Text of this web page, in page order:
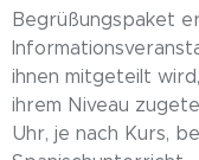
Begrüßungspaket
ihnen mitgeteilt
ihrem Niveau
Uhr, je nach Kurs,